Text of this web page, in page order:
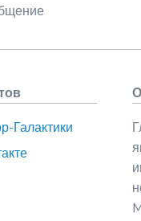
Галактики